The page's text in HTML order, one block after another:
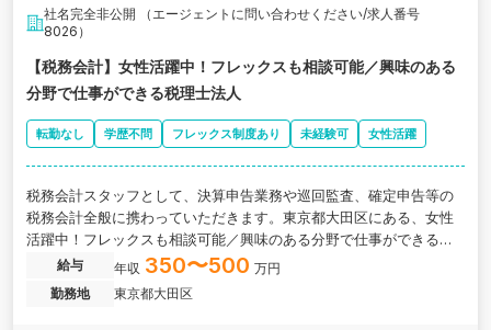
社名完全非公開 （エージェントに問い合わせください/求人番号
8026）
【税務会計】女性活躍中！フレックスも相談可能／興味のある
分野で仕事ができる税理士法人
転勤なし 学歴不問 フレックス制度あり 未経験可 女性活躍
税務会計スタッフとして、決算申告業務や巡回監査、確定申告等の
税務会計全般に携わっていただきます。東京都大田区にある、女性
活躍中！フレックスも相談可能／興味のある分野で仕事ができる税
理士法人の求人です。
給与 年収 350〜500 万円
勤務地
東京都大田区